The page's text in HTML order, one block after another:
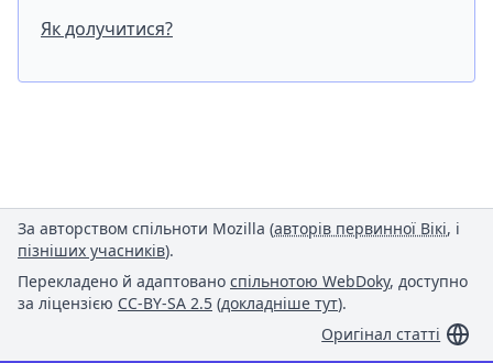
Як долучитися?
За авторством спільноти Mozilla (авторів первинної Вікі, і
пізніших учасників).
Перекладено й адаптовано спільнотою WebDoky, доступно
за ліцензією CC-BY-SA 2.5 (докладніше тут).
Оригінал статті